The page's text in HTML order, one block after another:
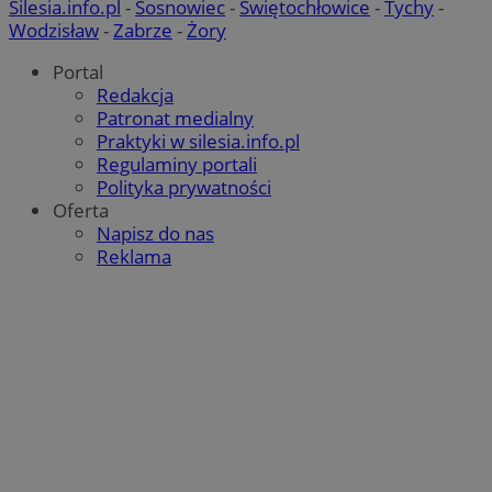
Silesia.info.pl - Sosnowiec- Świętochłowice -Tychy-
Wodzisław-Zabrze -Żory
Portal
Redakcja
Patronat medialny
Praktyki w silesia.info.pl
Regulaminy portali
Polityka prywatności
Oferta
Napisz do nas
Reklama
VISITOR_PRIVACY_METADATA
.youtube.com